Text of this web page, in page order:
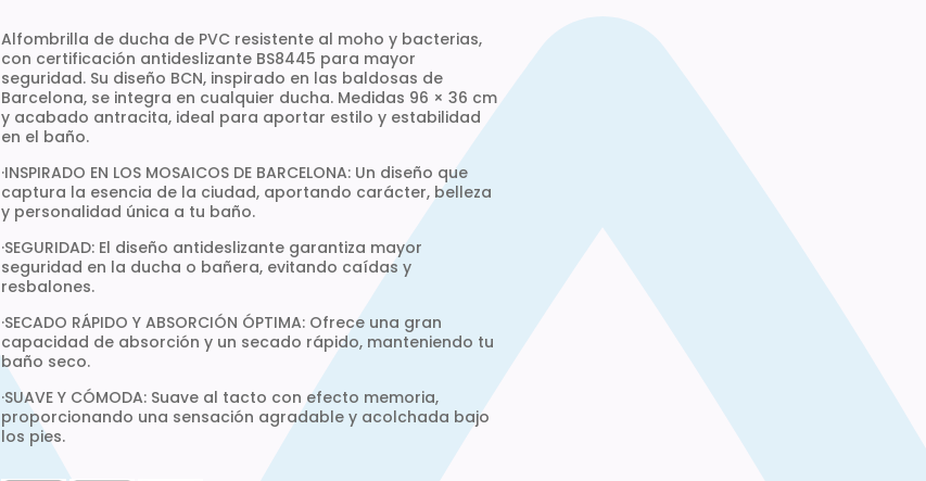
Alfombrilla de ducha de PVC resistente al moho y bacterias,
con certificación antideslizante BS8445 para mayor
seguridad. Su diseño BCN, inspirado en las baldosas de
Barcelona, se integra en cualquier ducha. Medidas 96 × 36 cm
y acabado antracita, ideal para aportar estilo y estabilidad
en el baño.
·INSPIRADO EN LOS MOSAICOS DE BARCELONA: Un diseño que
captura la esencia de la ciudad, aportando carácter, belleza
y personalidad única a tu baño.
·SEGURIDAD: El diseño antideslizante garantiza mayor
seguridad en la ducha o bañera, evitando caídas y
resbalones.
·SECADO RÁPIDO Y ABSORCIÓN ÓPTIMA: Ofrece una gran
capacidad de absorción y un secado rápido, manteniendo tu
baño seco.
·SUAVE Y CÓMODA: Suave al tacto con efecto memoria,
proporcionando una sensación agradable y acolchada bajo
los pies.